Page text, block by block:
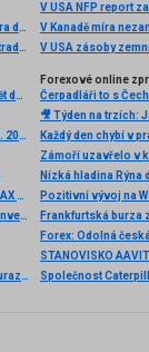
Historická data, kde je získat, jak připojit svého data providera do MultiCharts a proč je budeme potřebovat? (4. díl)
Jak obchodují profíci: Fibonacci trading - systém úspěšných traderů
V USA NFP report
V Kanadě míra
V USA zásoby
Zlato vyráží k novým maximům: Tři důvody, proč žlutý kov opět dominuje
Krypto šeptanda: Co přinesl poslední týden v kryptosvětě (7. 8. 2026)
Analýza DAX, Nasdaq, EUR/USD: Zlepšený sentiment poslal DAX na nová maxima
Praktické okénko: Bitcoin aktuálně jako spekulativní, nikoli investiční aktivum
Akciová analýza: Výsledky McDonald’s nepotěšily, ale ani neurazily. Jakou vizi společnost prezentovala?
Forexové online
Nízká hladina
Pozitivní vývoj na
Frankfurtská burza